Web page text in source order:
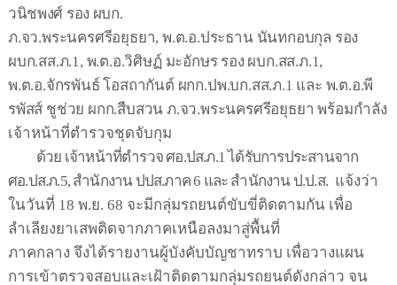
วนิชพงศ์ รอง ผบก.
ภ.จว.พระนครศรีอยุธยา,พ.ต.อ.ประธาน นันทกอบกุล รอง
ผบก.สส.ภ.1, พ.ต.อ.วิศิษฏ์ มะอักษร รอง ผบก.สส.ภ.1,
พ.ต.อ.จักรพันธ์ โอสถากันต์ ผกก.ปพ.บก.สส.ภ.1 และ พ.ต.อ.พี
รพัสส์ ชูช่วย ผกก.สืบสวน ภ.จว.พระนครศรีอยุธยา พร้อมกำลัง
เจ้าหน้าที่ตำรวจชุดจับกุม
ด้วย เจ้าหน้าที่ตำรวจศอ.ปส.ภ.1ได้รับการประสานจาก
ศอ.ปส.ภ.5, สำนักงาน ปปส.ภาค6 และ สำนักงาน ป.ป.ส. แจ้งว่า
ในวันที่ 18 พ.ย. 68 จะมีกลุ่มรถยนต์ขับขี่ติดตามกัน เพื่อ
ลำเลียงยาเสพติดจากภาคเหนือลงมาสู่พื้นที่
ภาคกลาง จึงได้รายงานผู้บังคับบัญชาทราบ เพื่อวางแผน
การเข้าตรวจสอบและเฝ้าติดตามกลุ่มรถยนต์ดังกล่าว จน